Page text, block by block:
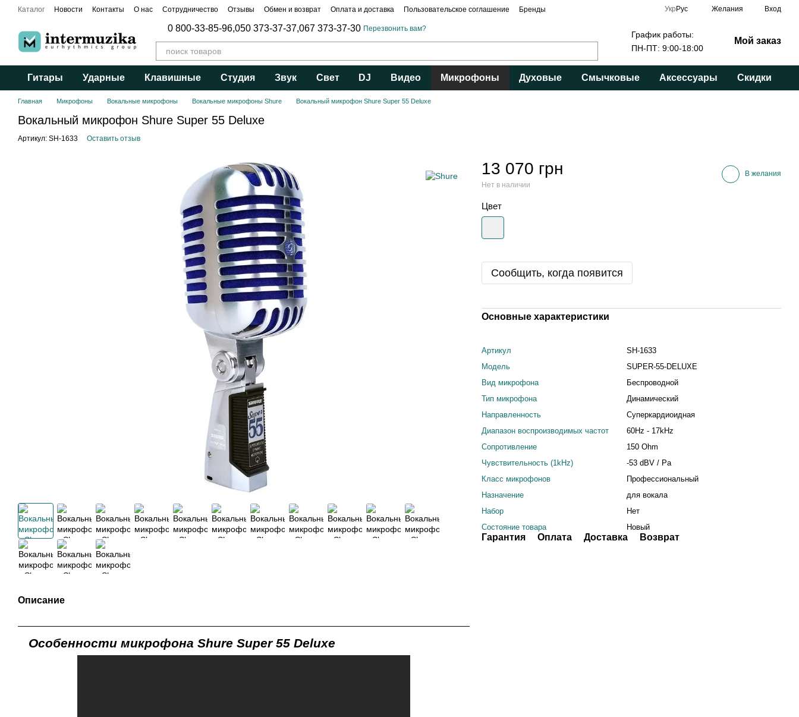
Перейти к основному контенту
Каталог Новости Контакты О нас Сотрудничество Отзывы Обмен и возврат Оплата и доставка Пользовательское соглашение
Бренды
Укр Рус Желания Вход
0 800-33-85-96,050 373-37-37,067 373-37-30 Перезвонить вам?
График работы:
ПН-ПТ: 9:00-18:00
Мой заказ
Гитары Ударные Клавишные Студия Звук Свет DJ Видео Микрофоны Духовые Смычковые Аксессуары Скидки
Главная Микрофоны Вокальные микрофоны Вокальные микрофоны Shure Вокальный микрофон Shure Super 55 Deluxe
Вокальный микрофон Shure Super 55 Deluxe
Артикул: SH-1633 Оставить отзыв
Описание
Особенности микрофона Shure Super 55 Deluxe
13 070 грн
Нет в наличии
В желания
Цвет
Сообщить, когда появится
Основные характеристики
Артикул
SH-1633
Модель
SUPER-55-DELUXE
Вид микрофона
Беспроводной
Тип микрофона
Динамический
Направленность
Суперкардиоидная
Диапазон воспроизводимых частот
60Hz - 17kHz
Сопротивление
150 Ohm
Чувствительность (1kHz)
-53 dBV / Pa
Класс микрофонов
Профессиональный
Назначение
для вокала
Набор
Нет
Состояние товара
Новый
Гарантия Оплата Доставка Возврат